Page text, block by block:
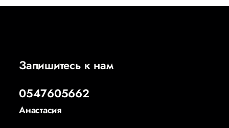
Запишитесь к нам
0547605662
Анастасия